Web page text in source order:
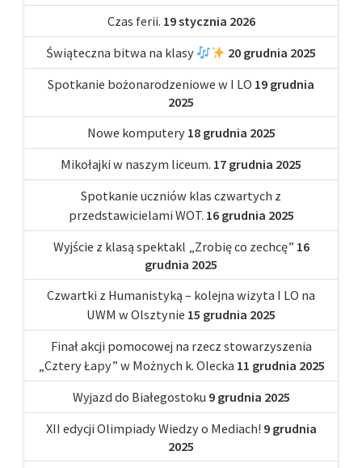
Czas ferii. 19 stycznia 2026
Świąteczna bitwa na klasy
20 grudnia 2025
Spotkanie bożonarodzeniowe w I LO 19 grudnia
2025
Nowe komputery 18 grudnia 2025
Mikołajki w naszym liceum. 17 grudnia 2025
Spotkanie uczniów klas czwartych z
przedstawicielami WOT. 16 grudnia 2025
Wyjście z klasą spektakl „Zrobię co zechcę” 16
grudnia 2025
Czwartki z Humanistyką – kolejna wizyta I LO na
UWM w Olsztynie 15 grudnia 2025
Finał akcji pomocowej na rzecz stowarzyszenia
„Cztery Łapy” w Możnych k. Olecka 11 grudnia 2025
Wyjazd do Białegostoku 9 grudnia 2025
XII edycji Olimpiady Wiedzy o Mediach! 9 grudnia
2025